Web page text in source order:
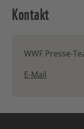
Kontakt
WWF Presse-
E-Mail